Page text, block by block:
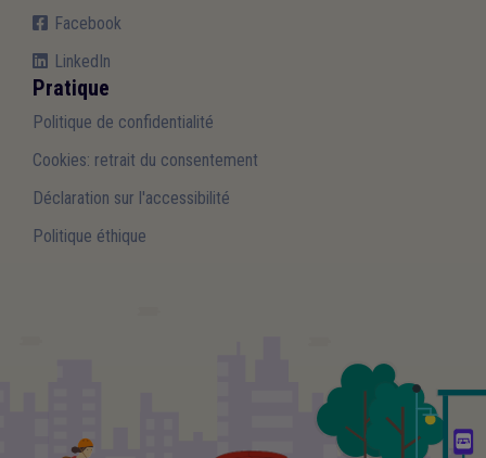
Facebook
LinkedIn
Pratique
Politique de confidentialité
Cookies: retrait du consentement
Déclaration sur l'accessibilité
Politique éthique